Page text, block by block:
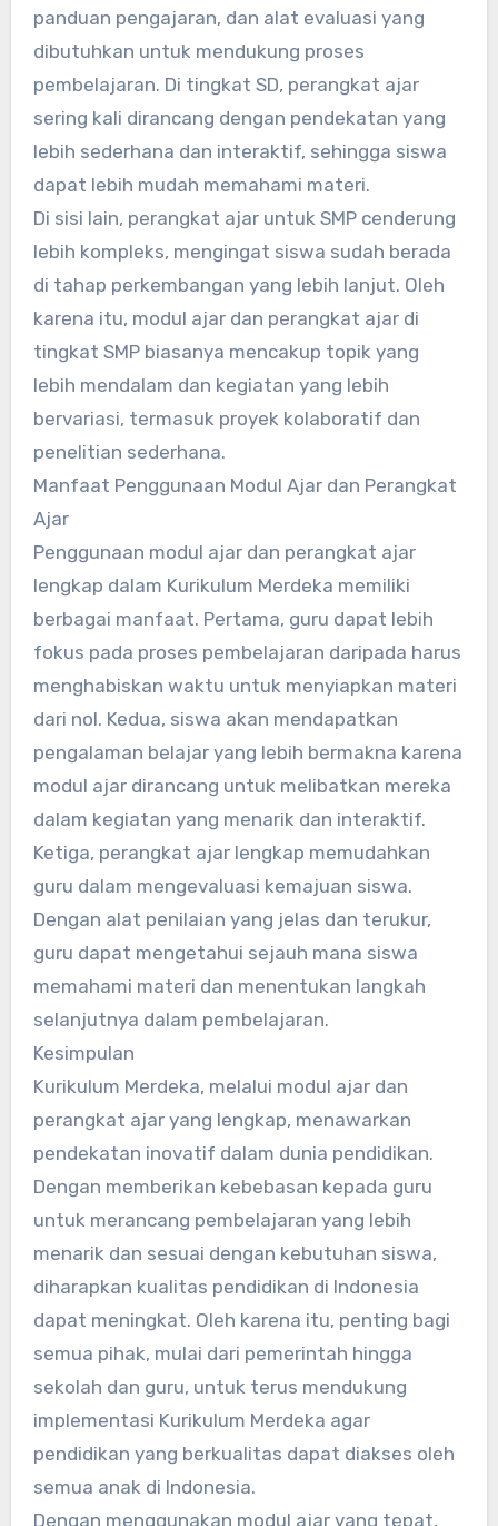
panduan pengajaran, dan alat evaluasi yang
dibutuhkan untuk mendukung proses
pembelajaran. Di tingkat SD, perangkat ajar
sering kali dirancang dengan pendekatan yang
lebih sederhana dan interaktif, sehingga siswa
dapat lebih mudah memahami materi.
Di sisi lain, perangkat ajar untuk SMP cenderung
lebih kompleks, mengingat siswa sudah berada
di tahap perkembangan yang lebih lanjut. Oleh
karena itu, modul ajar dan perangkat ajar di
tingkat SMP biasanya mencakup topik yang
lebih mendalam dan kegiatan yang lebih
bervariasi, termasuk proyek kolaboratif dan
penelitian sederhana.
Manfaat Penggunaan Modul Ajar dan Perangkat
Ajar
Penggunaan modul ajar dan perangkat ajar
lengkap dalam Kurikulum Merdeka memiliki
berbagai manfaat. Pertama, guru dapat lebih
fokus pada proses pembelajaran daripada harus
menghabiskan waktu untuk menyiapkan materi
dari nol. Kedua, siswa akan mendapatkan
pengalaman belajar yang lebih bermakna karena
modul ajar dirancang untuk melibatkan mereka
dalam kegiatan yang menarik dan interaktif.
Ketiga, perangkat ajar lengkap memudahkan
guru dalam mengevaluasi kemajuan siswa.
Dengan alat penilaian yang jelas dan terukur,
guru dapat mengetahui sejauh mana siswa
memahami materi dan menentukan langkah
selanjutnya dalam pembelajaran.
Kesimpulan
Kurikulum Merdeka, melalui modul ajar dan
perangkat ajar yang lengkap, menawarkan
pendekatan inovatif dalam dunia pendidikan.
Dengan memberikan kebebasan kepada guru
untuk merancang pembelajaran yang lebih
menarik dan sesuai dengan kebutuhan siswa,
diharapkan kualitas pendidikan di Indonesia
dapat meningkat. Oleh karena itu, penting bagi
semua pihak, mulai dari pemerintah hingga
sekolah dan guru, untuk terus mendukung
implementasi Kurikulum Merdeka agar
pendidikan yang berkualitas dapat diakses oleh
semua anak di Indonesia.
Dengan menggunakan modul ajar yang tepat,